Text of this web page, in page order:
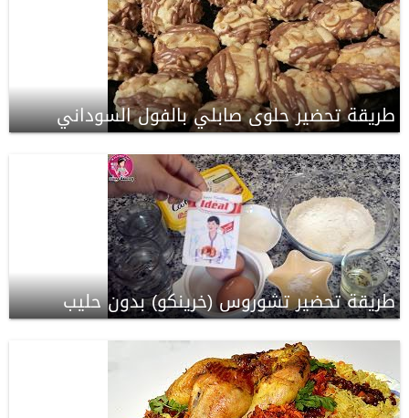
طريقة تحضير حلوى صابلي بالفول السوداني
طريقة تحضير تشوروس (خرينكو) بدون حليب